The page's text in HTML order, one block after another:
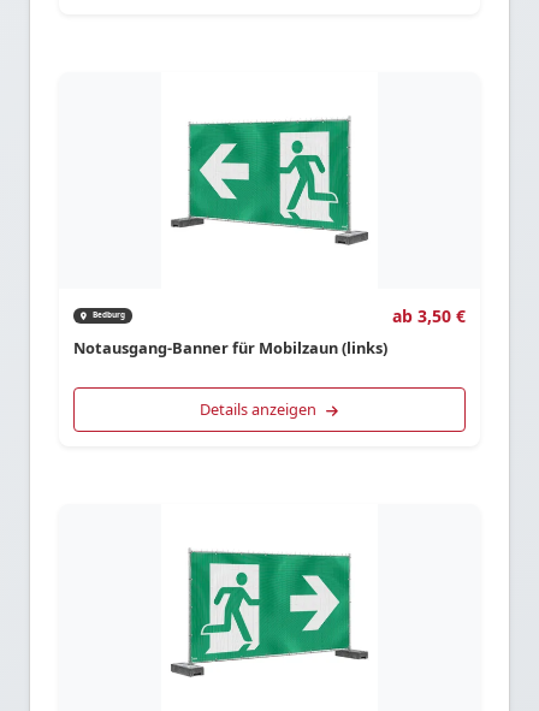
Bedburg ab 3,50 €
Notausgang-Banner für Mobilzaun (links)
Details anzeigen